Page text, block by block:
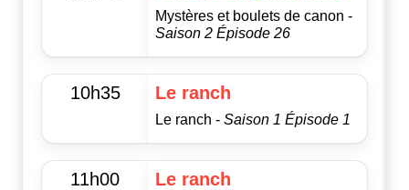
Mystères et boulets de canon -
Saison 2 Épisode 26
10h35 Le ranch
Le ranch - Saison 1 Épisode 1
11h00 Le ranch